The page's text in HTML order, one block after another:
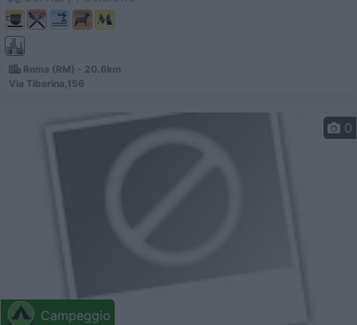
Roma (RM) - 20.6km
Via Tiberina,156
Campeggio
0